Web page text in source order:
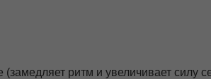
ритм и увеличивает